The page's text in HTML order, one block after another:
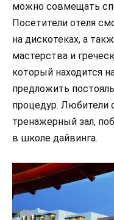
можно совмещать
Посетители отеля
на дискотеках, а
мастерства и
который находится
предложить
процедур. Любители
тренажерный зал,
в школе дайвинга.